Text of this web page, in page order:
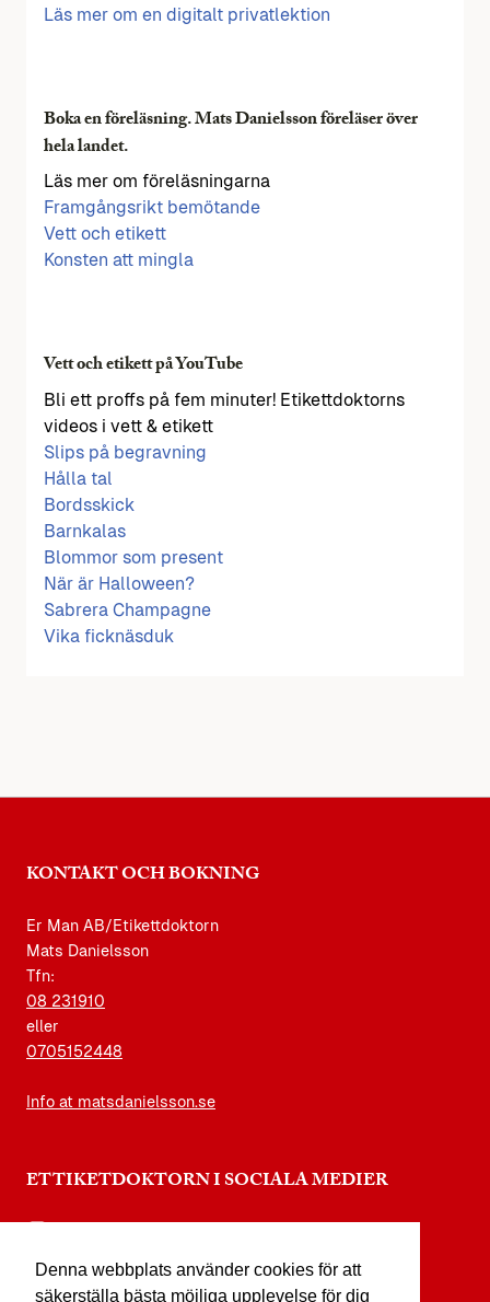
Denna webbplats använder cookies för att
säkerställa bästa möjliga upplevelse för dig
Läs mer om en digitalt privatlektion
Boka en föreläsning. Mats Danielsson föreläser över
hela landet.
Läs mer om föreläsningarna
Framgångsrikt bemötande
Vett och etikett
Konsten att mingla
Vett och etikett på YouTube
Bli ett proffs på fem minuter! Etikettdoktorns
videos i vett & etikett
Slips på begravning
Hålla tal
Bordsskick
Barnkalas
Blommor som present
När är Halloween?
Sabrera Champagne
Vika ficknäsduk
KONTAKT OCH BOKNING
Er Man AB/Etikettdoktorn
Mats Danielsson
Tfn:
08 231910
eller
0705152448
Info at matsdanielsson.se
ETTIKETDOKTORN I SOCIALA MEDIER
facebook.com/etikettdoktorn